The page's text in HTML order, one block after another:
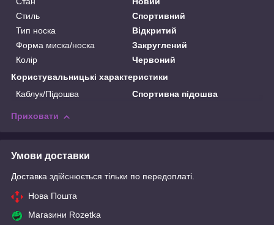
Стиль
Спортивний
Тип носка
Відкритий
Форма миска/носка
Закруглений
Колір
Червоний
Користувальницькі характеристики
Каблук/Підошва
Спортивна підошва
Приховати
Умови доставки
Доставка здійснюється тільки по передоплаті.
Нова Пошта
Магазини Rozetka